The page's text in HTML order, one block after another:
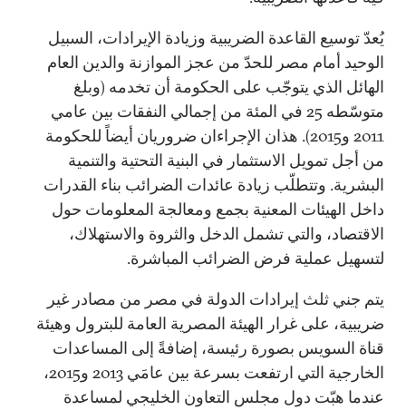
يُعدّ توسيع القاعدة الضريبية وزيادة الإيرادات، السبيل
الوحيد أمام مصر للحدّ من عجز الموازنة والدين العام
الهائل الذي يتوجّب على الحكومة أن تخدمه (وبلغ
متوسّطه 25 في المئة من إجمالي النفقات بين عامي
2011 و2015). هذان الإجراءان ضروريان أيضاً للحكومة
من أجل تمويل الاستثمار في البنية التحتية والتنمية
البشرية. وتتطلّب زيادة عائدات الضرائب بناء القدرات
داخل الهيئات المعنية بجمع ومعالجة المعلومات حول
الاقتصاد، والتي تشمل الدخل والثروة والاستهلاك،
لتسهيل عملية فرض الضرائب المباشرة.
يتم جني ثلث إيرادات الدولة في مصر من مصادر غير
ضريبية، على غرار الهيئة المصرية العامة للبترول وهيئة
قناة السويس بصورة رئيسة، إضافةً إلى المساعدات
الخارجية التي ارتفعت بسرعة بين عامَي 2013 و2015،
عندما هبّت دول مجلس التعاون الخليجي لمساعدة